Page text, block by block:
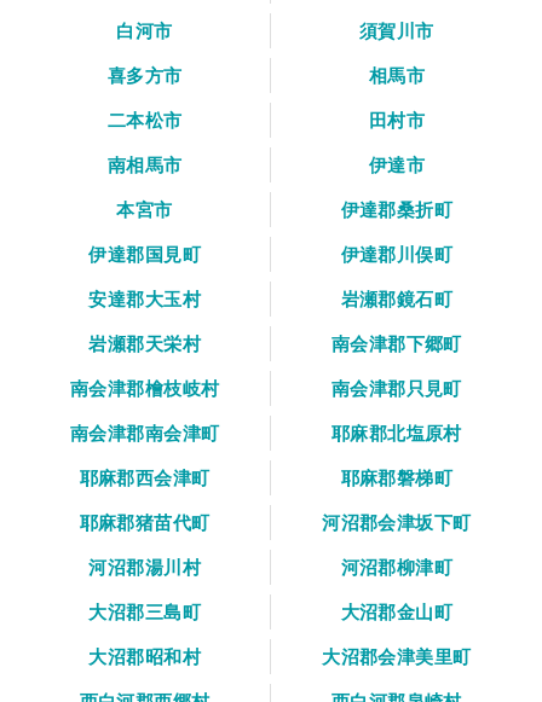
白河市
須賀川市
喜多方市
相馬市
二本松市
田村市
南相馬市
伊達市
本宮市
伊達郡桑折町
伊達郡国見町
伊達郡川俣町
安達郡大玉村
岩瀬郡鏡石町
岩瀬郡天栄村
南会津郡下郷町
南会津郡檜枝岐村
南会津郡只見町
南会津郡南会津町
耶麻郡北塩原村
耶麻郡西会津町
耶麻郡磐梯町
耶麻郡猪苗代町
河沼郡会津坂下町
河沼郡湯川村
河沼郡柳津町
大沼郡三島町
大沼郡金山町
大沼郡昭和村
大沼郡会津美里町